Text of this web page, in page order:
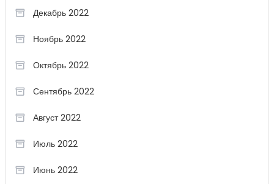
Декабрь 2022
Ноябрь 2022
Октябрь 2022
Сентябрь 2022
Август 2022
Июль 2022
Июнь 2022